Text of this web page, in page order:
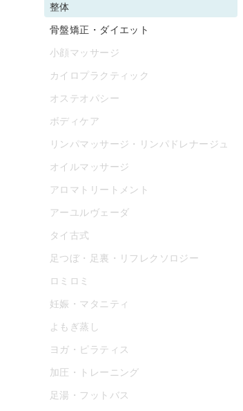
整体
骨盤矯正・ダイエット
小顔マッサージ
カイロプラクティック
オステオパシー
ボディケア
リンパマッサージ・リンパドレナージュ
オイルマッサージ
アロマトリートメント
アーユルヴェーダ
タイ古式
足つぼ・足裏・リフレクソロジー
ロミロミ
妊娠・マタニティ
よもぎ蒸し
ヨガ・ピラティス
加圧・トレーニング
足湯・フットバス